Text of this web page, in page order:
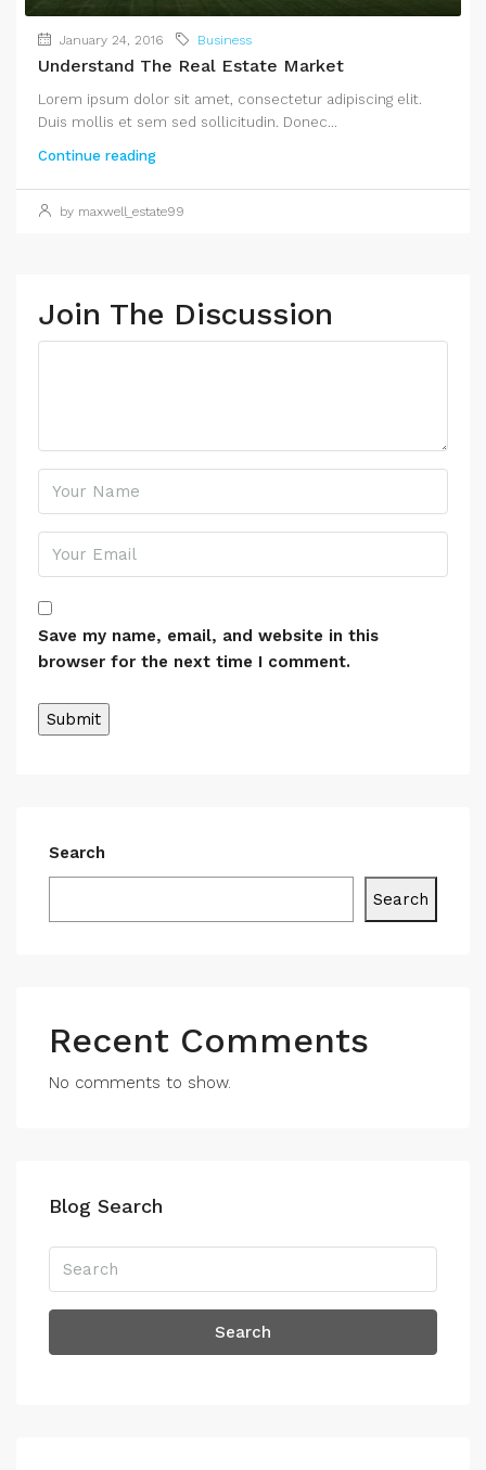
January 24, 2016 Business
Understand The Real Estate Market
Lorem ipsum dolor sit amet, consectetur adipiscing elit.
Duis mollis et sem sed sollicitudin. Donec...
Continue reading
by maxwell_estate99
Join The Discussion
Save my name, email, and website in this
browser for the next time I comment.
Search
Search
Recent Comments
No comments to show.
Blog Search
Search